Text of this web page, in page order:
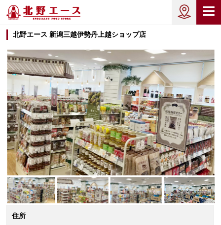
北野エース 新潟三越伊勢丹上越ショップ店
住所